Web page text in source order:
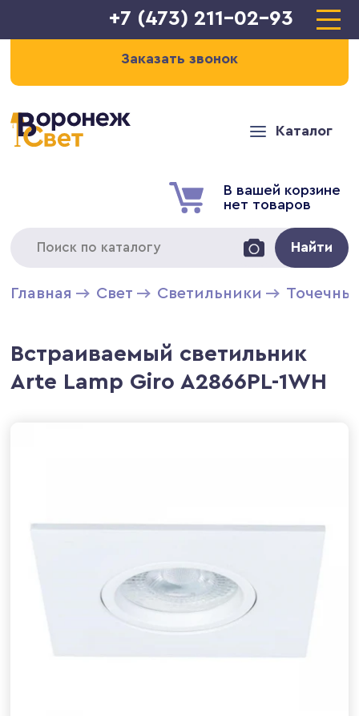
+7 (473) 211-02-93
Заказать звонок
Каталог
В вашей корзине
нет товаров
Найти
Главная Свет Светильники
Встраиваемый светильник
Arte Lamp Giro A2866PL-1WH